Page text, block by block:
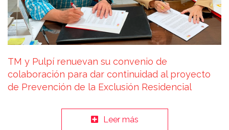
TM y Pulpí renuevan su convenio de
colaboración para dar continuidad al proyecto
de Prevención de la Exclusión Residencial
Leer más